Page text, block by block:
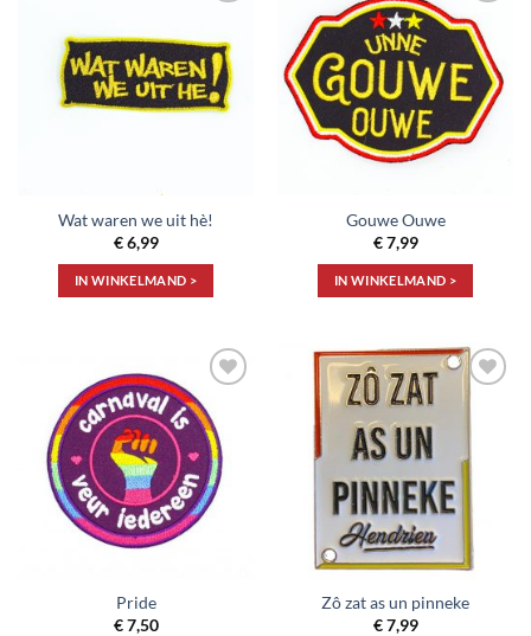
verlanglijst
Wat waren we uit hè!
€6,99
IN WINKELMAND >
Toevoegen
aan
verlanglijst
Gouwe Ouwe
€7,99
IN WINKELMAND >
Toevoegen
aan
verlanglijst
Pride
€7,50
Zô zat as un pinneke
€7,99